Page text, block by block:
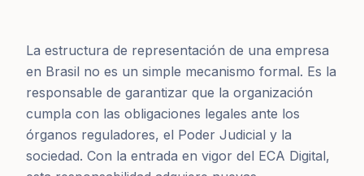
La estructura de representación de una empresa
en Brasil no es un simple mecanismo formal. Es la
responsable de garantizar que la organización
cumpla con las obligaciones legales ante los
órganos reguladores, el Poder Judicial y la
sociedad. Con la entrada en vigor del ECA Digital,